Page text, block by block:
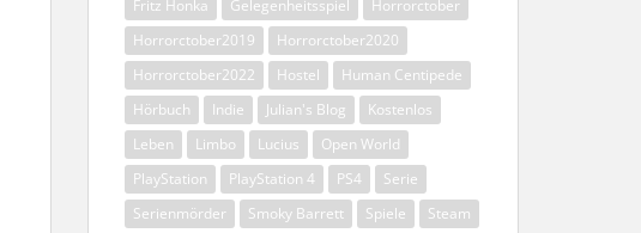
Fritz Honka
Gelegenheitsspiel
Horrorctober
Horrorctober2019
Horrorctober2020
Horrorctober2022
Hostel
Human Centipede
Hörbuch
Indie Julian's Blog
Kostenlos
Leben
Limbo Lucius
Open World
PlayStation
PlayStation 4 PS4
Serie
Serienmörder
Smoky Barrett Spiele
Steam